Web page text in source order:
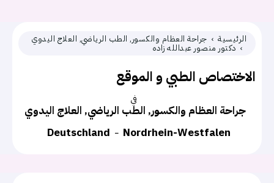
الرئيسية جراحة العظام والكسور, الطب الرياضي, العلاج اليدوي
دكتور منصور عبدالله زاده
الاختصاص الطبي و الموقع
في
جراحة العظام والكسور, الطب الرياضي, العلاج اليدوي
Deutschland
Nordrhein-Westfalen